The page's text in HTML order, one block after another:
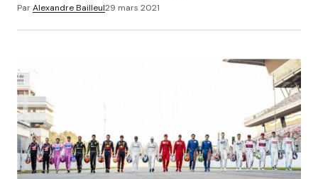
ParAlexandre Bailleul29 mars 2021